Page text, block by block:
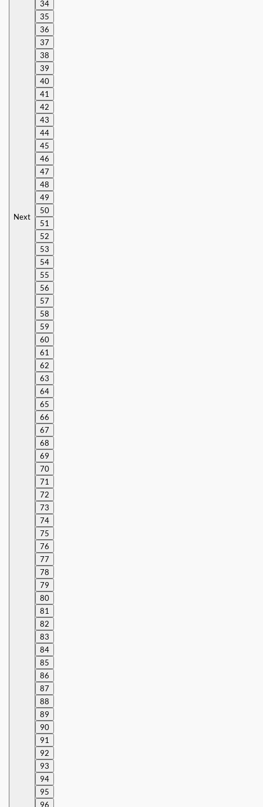
Next
34
35
36
37
38
39
40
41
42
43
44
45
46
47
48
49
50
51
52
53
54
55
56
57
58
59
60
61
62
63
64
65
66
67
68
69
70
71
72
73
74
75
76
77
78
79
80
81
82
83
84
85
86
87
88
89
90
91
92
93
94
95
96